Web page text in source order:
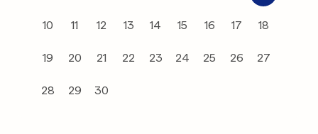
10 11 12 13 14 15 16 17 18
19 20 21 22 23 24 25 26 27
28 29 30